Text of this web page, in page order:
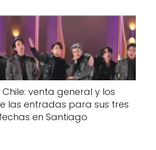
Chile: venta general y los
las entradas para sus tres
en Santiago